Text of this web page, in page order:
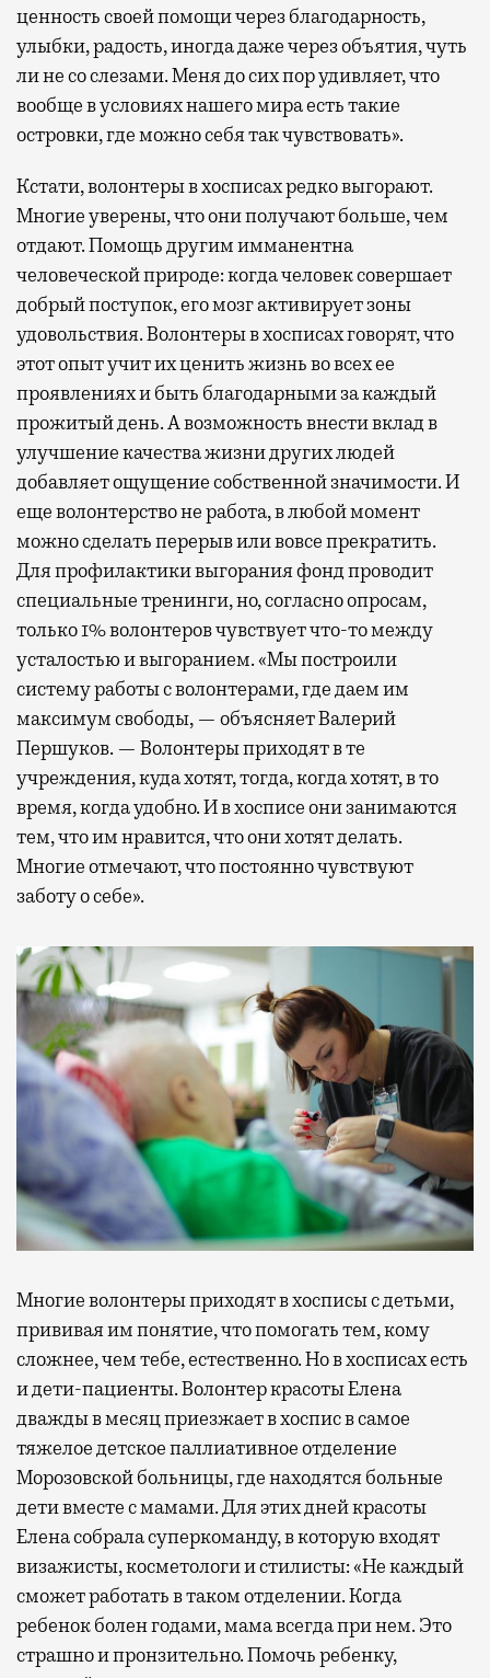
ценность своей помощи через благодарность,
улыбки, радость, иногда даже через объятия, чуть
ли не со слезами. Меня до сих пор удивляет, что
вообще в условиях нашего мира есть такие
островки, где можно себя так чувствовать».
Кстати, волонтеры в хосписах редко выгорают.
Многие уверены, что они получают больше, чем
отдают. Помощь другим имманентна
человеческой природе: когда человек совершает
добрый поступок, его мозг активирует зоны
удовольствия. Волонтеры в хосписах говорят, что
этот опыт учит их ценить жизнь во всех ее
проявлениях и быть благодарными за каждый
прожитый день. А возможность внести вклад в
улучшение качества жизни других людей
добавляет ощущение собственной значимости. И
еще волонтерство не работа, в любой момент
можно сделать перерыв или вовсе прекратить.
Для профилактики выгорания фонд проводит
специальные тренинги, но, согласно опросам,
только 1% волонтеров чувствует что-то между
усталостью и выгоранием. «Мы построили
систему работы с волонтерами, где даем им
максимум свободы, — объясняет Валерий
Першуков. — Волонтеры приходят в те
учреждения, куда хотят, тогда, когда хотят, в то
время, когда удобно. И в хосписе они занимаются
тем, что им нравится, что они хотят делать.
Многие отмечают, что постоянно чувствуют
заботу о себе».
Многие волонтеры приходят в хосписы с детьми,
прививая им понятие, что помогать тем, кому
сложнее, чем тебе, естественно. Но в хосписах есть
и дети-пациенты. Волонтер красоты Елена
дважды в месяц приезжает в хоспис в самое
тяжелое детское паллиативное отделение
Морозовской больницы, где находятся больные
дети вместе с мамами. Для этих дней красоты
Елена собрала суперкоманду, в которую входят
визажисты, косметологи и стилисты: «Не каждый
сможет работать в таком отделении. Когда
ребенок болен годами, мама всегда при нем. Это
страшно и пронзительно. Помочь ребенку,